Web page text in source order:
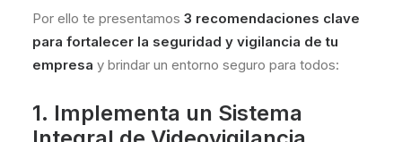
Por ello te presentamos 3 recomendaciones clave
para fortalecer la seguridad y vigilancia de tu
empresa y brindar un entorno seguro para todos:
1. Implementa un Sistema